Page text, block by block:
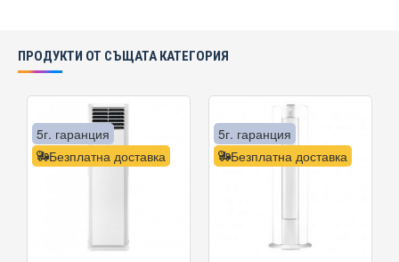
ПРОДУКТИ ОТ СЪЩАТА КАТЕГОРИЯ
Безплатна доставка
5г. гаранция
Безплатна доставка
5г. гаранция